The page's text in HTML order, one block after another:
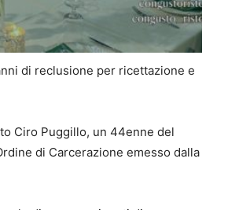
di reclusione per ricettazione e
Ciro Puggillo, un 44enne del
di Carcerazione emesso dalla